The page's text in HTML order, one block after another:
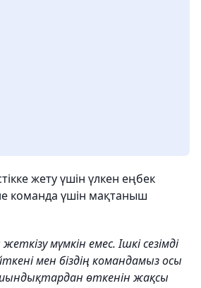
жету үшін үлкен еңбек
команда үшін мақтаныш
мүмкін емес. Ішкі сезімді
мен біздің командамыз осы
өткенін жақсы